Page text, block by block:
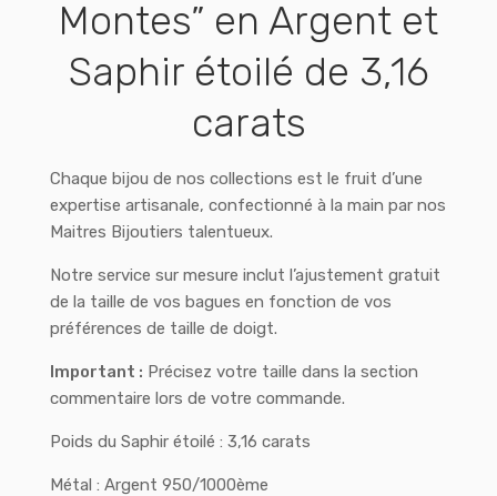
Montes” en Argent et
Saphir étoilé de 3,16
carats
Chaque bijou de nos collections est le fruit d’une
expertise artisanale, confectionné à la main par nos
Maitres Bijoutiers talentueux.
Notre service sur mesure inclut l’ajustement gratuit
de la taille de vos bagues en fonction de vos
préférences de taille de doigt.
Important : Précisez votre taille dans la section
commentaire lors de votre commande.
Poids du Saphir étoilé : 3,16 carats
Métal : Argent 950/1000ème